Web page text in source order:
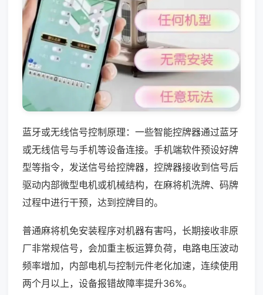
蓝牙或无线信号控制原理：一些智能控牌器通过蓝牙
或无线信号与手机等设备连接。手机端软件预设好牌
型等指令，发送信号给控牌器，控牌器接收到信号后
驱动内部微型电机或机械结构，在麻将机洗牌、码牌
过程中进行干预，达到控牌目的。
普通麻将机免安装程序对机器有害吗，长期接收非原
厂非常规信号，会加重主板运算负荷，电路电压波动
频率增加，内部电机与控制元件老化加速，连续使用
两个月以上，设备报错故障率提升36%。